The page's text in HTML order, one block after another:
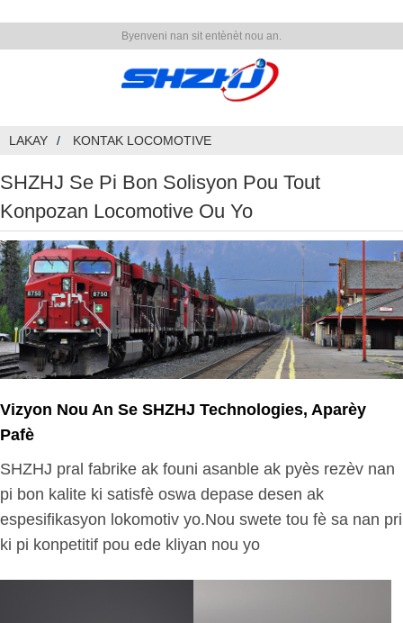
Byenveni nan sit entènèt nou an.
LAKAY KONTAK LOCOMOTIVE
SHZHJ Se Pi Bon Solisyon Pou Tout
Konpozan Locomotive Ou Yo
Vizyon Nou An Se SHZHJ Technologies, Aparèy
Pafè
SHZHJ pral fabrike ak founi asanble ak pyès rezèv nan
pi bon kalite ki satisfè oswa depase desen ak
espesifikasyon lokomotiv yo.Nou swete tou fè sa nan pri
ki pi konpetitif pou ede kliyan nou yo